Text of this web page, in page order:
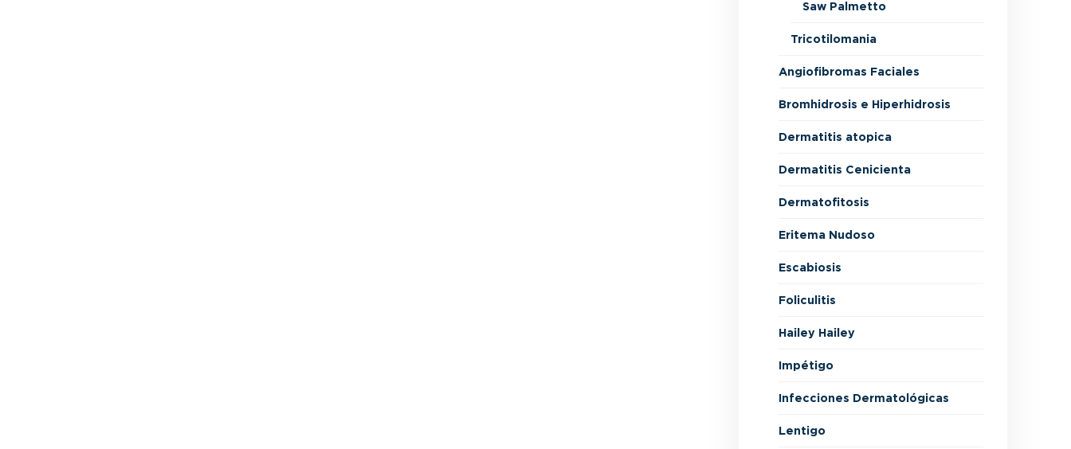
Saw Palmetto
Tricotilomania
Angiofibromas Faciales
Bromhidrosis e Hiperhidrosis
Dermatitis atopica
Dermatitis Cenicienta
Dermatofitosis
Eritema Nudoso
Escabiosis
Foliculitis
Hailey Hailey
Impétigo
Infecciones Dermatológicas
Lentigo